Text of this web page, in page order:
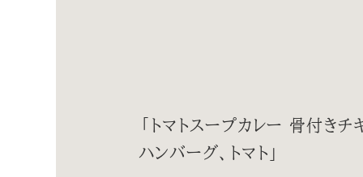
「トマトスープカレー 骨付きチ
ハンバーグ、トマト」